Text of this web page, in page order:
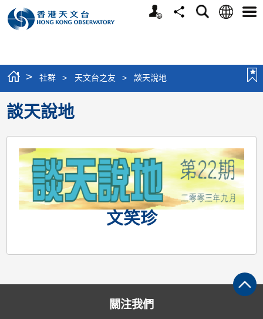
個
分
搜
語
選
> 社群 > 天文台之友 > 談天說地
談天說地
文笑珍
關注我們